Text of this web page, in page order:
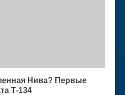
Нива? Первые
Т-134